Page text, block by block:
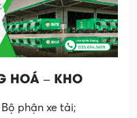
HOÁ – KHO
phận xe tải;